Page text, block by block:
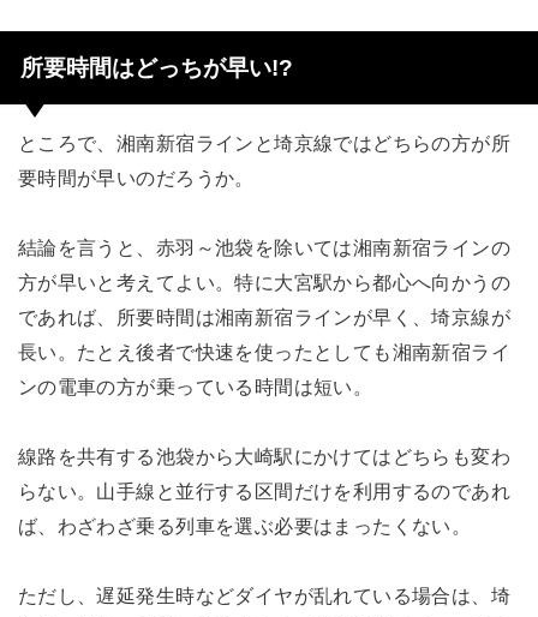
所要時間はどっちが早い!?
ところで、湘南新宿ラインと埼京線ではどちらの方が所
要時間が早いのだろうか。
結論を言うと、赤羽～池袋を除いては湘南新宿ラインの
方が早いと考えてよい。特に大宮駅から都心へ向かうの
であれば、所要時間は湘南新宿ラインが早く、埼京線が
長い。たとえ後者で快速を使ったとしても湘南新宿ライ
ンの電車の方が乗っている時間は短い。
線路を共有する池袋から大崎駅にかけてはどちらも変わ
らない。山手線と並行する区間だけを利用するのであれ
ば、わざわざ乗る列車を選ぶ必要はまったくない。
ただし、遅延発生時などダイヤが乱れている場合は、埼